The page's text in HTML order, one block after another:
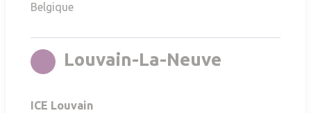
Belgique
Louvain-La-Neuve
ICE Louvain